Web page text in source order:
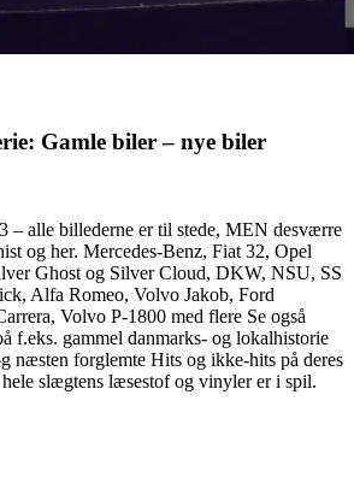
Gamle biler – nye biler
– alle billederne er til stede, MEN desværre
og her. Mercedes-Benz, Fiat 32, Opel
Ghost og Silver Cloud, DKW, NSU, SS
Alfa Romeo, Volvo Jakob, Ford
Volvo P-1800 med flere Se også
f.eks. gammel danmarks- og lokalhistorie
næsten forglemte Hits og ikke-hits på deres
slægtens læsestof og vinyler er i spil.